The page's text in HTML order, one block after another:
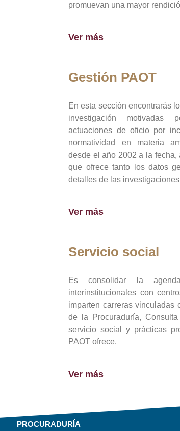
promuevan una mayor
Ver más
Gestión PAOT
En esta sección encontrarás
investigación motivadas
actuaciones de oficio por
normatividad en materia
desde el año 2002 a la fecha,
que ofrece tanto los datos
detalles de las
Ver más
Servicio social
Es consolidar la
interinstitucionales con
imparten carreras vinculadas
de la Procuraduría,
servicio social y prácticas
PAOT ofrece.
Ver más
PROCURADURÍA